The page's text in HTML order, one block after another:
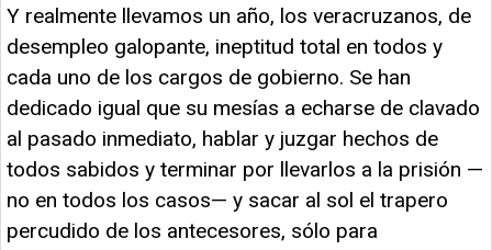
Y realmente llevamos un año, los veracruzanos, de
desempleo galopante, ineptitud total en todos y
cada uno de los cargos de gobierno. Se han
dedicado igual que su mesías a echarse de clavado
al pasado inmediato, hablar y juzgar hechos de
todos sabidos y terminar por llevarlos a la prisión —
no en todos los casos— y sacar al sol el trapero
percudido de los antecesores, sólo para